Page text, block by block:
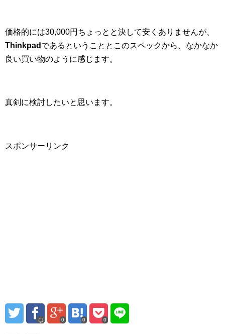
価格的には30,000円ちょっとと決して安くありませんが、
Thinkpad であるということとこのスペックから、なかなか
良い買い物のように感じます。
真剣に検討したいと思います。
スポンサーリンク
0 0 0